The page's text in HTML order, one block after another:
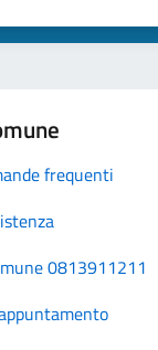
frequenti
0813911211